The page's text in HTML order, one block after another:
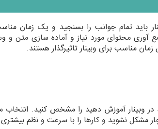
باید تمام جوانب را بسنجید و یک زمان
آوری محتوای مورد نیاز و آماده سازی متن و
مناسب برای وبینار تاثیرگذار هستند.
وبینار آموزش دهید را مشخص کنید.
مشکل نشوید و کارها را با سرعت و نظم بیشتری